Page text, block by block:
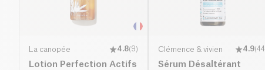
La canopée 4.8(9)
Lotion Perfection Actifs
Clémence & vivien 4.9(44
Sérum Désaltérant